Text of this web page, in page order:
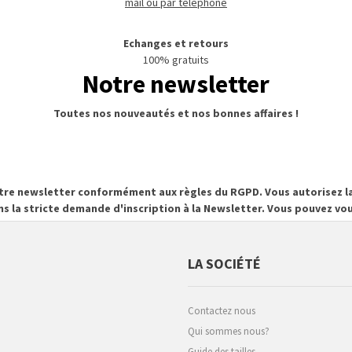
Echanges et retours
100% gratuits
Notre newsletter
Toutes nos nouveautés et nos bonnes affaires !
newsletter conformément aux règles du RGPD. Vous autorisez
la stricte demande d'inscription à la Newsletter. Vous pouvez
LA SOCIÉTÉ
Contactez nous
Qui sommes nous?